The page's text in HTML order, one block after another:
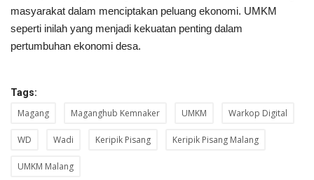
masyarakat dalam menciptakan peluang ekonomi. UMKM
seperti inilah yang menjadi kekuatan penting dalam
pertumbuhan ekonomi desa.
Tags:
Magang Maganghub Kemnaker UMKM Warkop Digital
WD Wadi Keripik Pisang Keripik Pisang Malang
UMKM Malang